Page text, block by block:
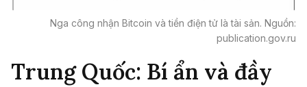
Nga công nhận Bitcoin và tiền điện tử là tài sản. Nguồn:
publication.gov.ru
Trung Quốc: Bí ẩn và đầy